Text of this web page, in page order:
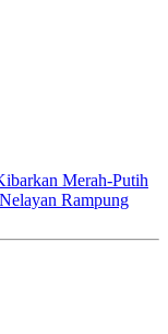
Merah-Putih
Rampung